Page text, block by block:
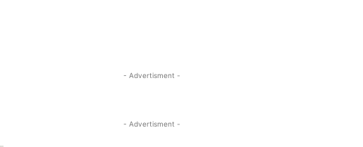
- Advertisment -
- Advertisment -